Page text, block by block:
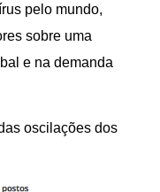
pelo mundo,
sobre uma
e na demanda
oscilações dos